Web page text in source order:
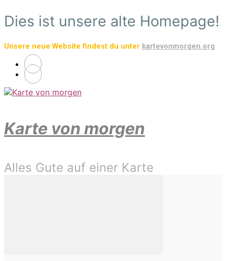
Zum
Hauptinhalt
Dies ist unsere alte Homepage!
Unsere neue Website findest du unter kartevonmorgen.org
Karte von morgen
Alles Gute auf einer Karte